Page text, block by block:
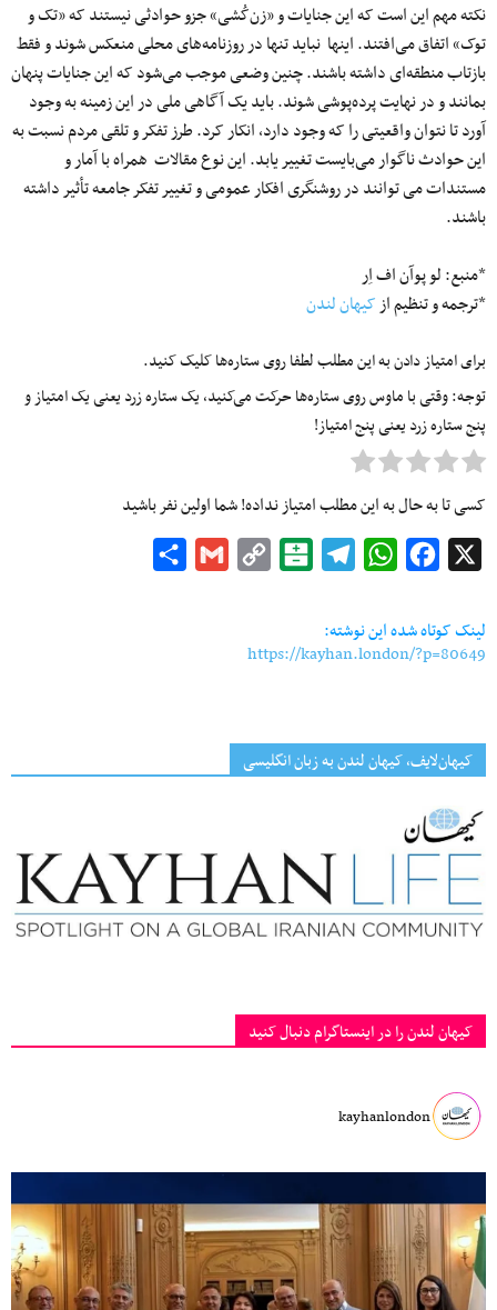
نکته مهم این است که این جنایات و «زن‌کُشی» جزو حوادثی نیستند که «تک و
توک» اتفاق می‌افتند. اینها نباید تنها در روزنامه‌های محلی منعکس شوند و فقط
بازتاب منطقه‌ای داشته باشند. چنین وضعی موجب می‌شود که این جنایات پنهان
بمانند و در نهایت پرده‌پوشی شوند. باید یک آگاهی ملی در این زمینه به ‌وجود
آورد تا نتوان واقعیتی را که وجود دارد، انکار کرد. طرز تفکر و تلقی مردم نسبت به
این حوادث ناگوار می‌بایست تغییر یابد. این نوع مقالات همراه با آمار و
مستندات می توانند در روشنگری افکار عمومی و تغییر تفکر جامعه تأثیر داشته
باشند.
*منبع: لو پوآن اف اِر
*ترجمه و تنظیم ازکیهان لندن
برای امتیاز دادن به این مطلب لطفا روی ستاره‌ها کلیک کنید.
توجه: وقتی با ماوس روی ستاره‌ها حرکت می‌کنید، یک ستاره زرد یعنی یک امتیاز و
پنج ستاره زرد یعنی پنج امتیاز!
کسی تا به حال به این مطلب امتیاز نداده! شما اولین نفر باشید
Facebook
WhatsApp
Telegram
Balatarin
Copy
Gmail
لینک کوتاه شده این نوشته:
https://kayhan.london/?p=80649
کیهان‌لایف، کیهان لندن به زبان انگلیسی
کیهان لندن را در اینستاگرام دنبال کنید
kayhanlondon